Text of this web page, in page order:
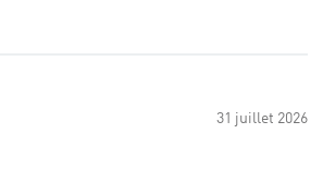
31 juillet 2026